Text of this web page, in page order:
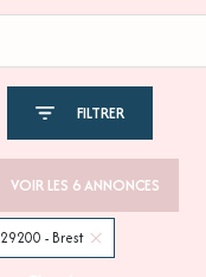
FILTRER
VOIR LES 6ANNONCES
29200 - Brest